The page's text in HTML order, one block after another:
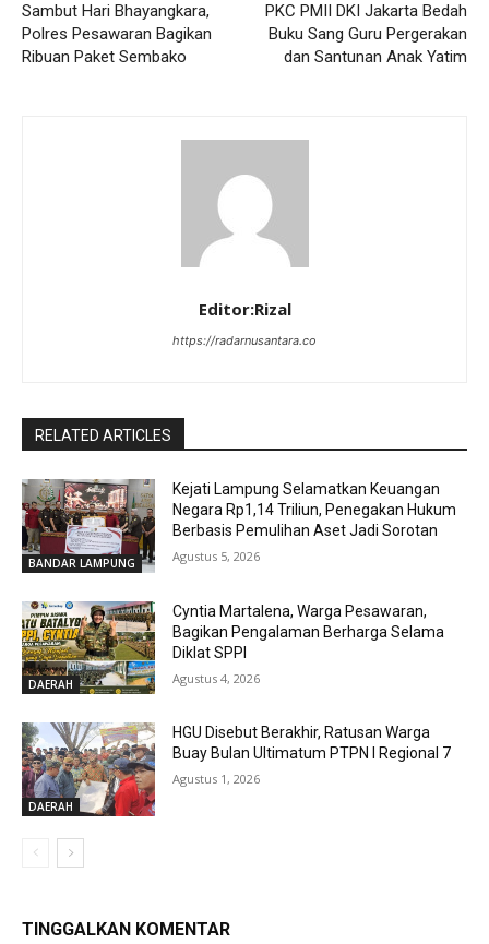
Sambut Hari Bhayangkara,
Polres Pesawaran Bagikan
Ribuan Paket Sembako
PKC PMII DKI Jakarta Bedah
Buku Sang Guru Pergerakan
dan Santunan Anak Yatim
Editor:Rizal
https://radarnusantara.co
RELATED ARTICLES
BANDAR LAMPUNG
Kejati Lampung Selamatkan Keuangan
Negara Rp1,14 Triliun, Penegakan Hukum
Berbasis Pemulihan Aset Jadi Sorotan
Agustus 5, 2026
DAERAH
Cyntia Martalena, Warga Pesawaran,
Bagikan Pengalaman Berharga Selama
Diklat SPPI
Agustus 4, 2026
DAERAH
HGU Disebut Berakhir, Ratusan Warga
Buay Bulan Ultimatum PTPN I Regional 7
Agustus 1, 2026
TINGGALKAN KOMENTAR